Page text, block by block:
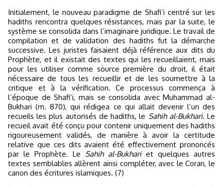
Initialement, le nouveau paradigme de Shafi‘i centré sur les
hadiths rencontra quelques résistances, mais par la suite, le
système se consolida dans l’imaginaire juridique. Le travail de
compilation et de validation des hadiths fut la démarche
successive. Les juristes faisaient déjà référence aux dits du
Prophète, et il existait des textes qui les recueillaient, mais
pour les utiliser comme source première du droit, il était
nécessaire de tous les recueillir et de les soumettre à la
critique et à la vérification. Ce processus commença à
l’époque de Shafi‘i, mais se consolida avec Muhammad al-
Bukhari (m. 870), qui rédigea ce qui allait devenir l’un des
recueils les plus autorisés de hadiths, le Sahih al-Bukhari. Le
recueil avait été conçu pour contenir uniquement des hadiths
rigoureusement validés, de manière à avoir la certitude
relative que ces dits avaient été effectivement prononcés
par le Prophète. Le Sahih al-Bukhariet quelques autres
textes semblables allèrent ainsi compléter, avec le Coran, le
canon des écritures islamiques. (7)